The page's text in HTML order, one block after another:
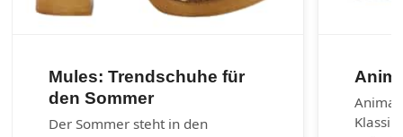
Mules: Trendschuhe für
den Sommer
Der Sommer steht in den